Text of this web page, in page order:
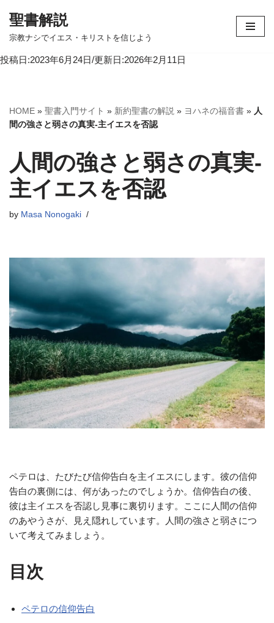
コ
テ
へ
ス
プ
聖書解説
宗教ナシでイエス・キリストを信じよう
投稿日:2023年6月24日/更新日:2026年2月11日
HOME » 聖書入門サイト » 新約聖書の解説 » ヨハネの福音書 » 人
間の強さと弱さの真実-主イエスを否認
人間の強さと弱さの真実-
主イエスを否認
by Masa Nonogaki
ペテロは、たびたび信仰告白を主イエスにします。彼の信仰
告白の裏側には、何があったのでしょうか。信仰告白の後、
彼は主イエスを否認し見事に裏切ります。ここに人間の信仰
のあやうさが、見え隠れしています。人間の強さと弱さにつ
いて考えてみましょう。
目次
ペテロの信仰告白